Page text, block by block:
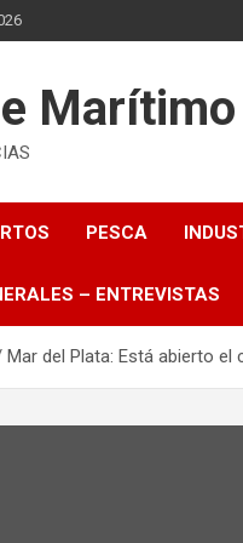
Marítimo
PESCA
– ENTREVISTAS
Mar del Plata: Está abierto el